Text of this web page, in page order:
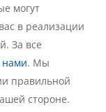
могут
в реализации
За все
нами. Мы
правильной
стороне.